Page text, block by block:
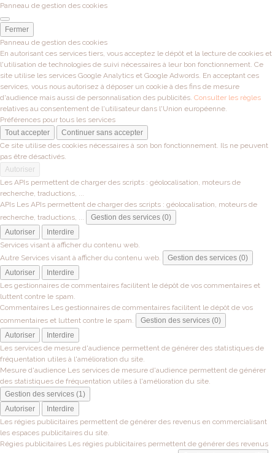
Panneau de gestion des cookies
Fermer
Panneau de gestion des cookies
En autorisant ces services tiers, vous acceptez le dépôt et la lecture de cookies et
l'utilisation de technologies de suivi nécessaires à leur bon fonctionnement. Ce
site utilise les services Google Analytics et Google Adwords. En acceptant ces
services, vous nous autorisez à déposer un cookie à des fins de mesure
d'audience mais aussi de personnalisation des publicités. Consulter les règles
relatives au consentement de l'utilisateur dans l'Union européenne.
Préférences pour tous les services
Tout accepter
Continuer sans accepter
Ce site utilise des cookies nécessaires à son bon fonctionnement. Ils ne peuvent
pas être désactivés.
Autoriser
Les APIs permettent de charger des scripts : géolocalisation, moteurs de
recherche, traductions, ...
APIs Les APIs permettent de charger des scripts : géolocalisation, moteurs de
recherche, traductions, ...
Gestion des services (0)
Autoriser
Interdire
Services visant à afficher du contenu web.
Autre Services visant à afficher du contenu web.
Gestion des services (0)
Autoriser
Interdire
Les gestionnaires de commentaires facilitent le dépôt de vos commentaires et
luttent contre le spam.
Commentaires Les gestionnaires de commentaires facilitent le dépôt de vos
commentaires et luttent contre le spam.
Gestion des services (0)
Autoriser
Interdire
Les services de mesure d'audience permettent de générer des statistiques de
fréquentation utiles à l'amélioration du site.
Mesure d'audience Les services de mesure d'audience permettent de générer
des statistiques de fréquentation utiles à l'amélioration du site.
Gestion des services (1)
Autoriser
Interdire
Les régies publicitaires permettent de générer des revenus en commercialisant
les espaces publicitaires du site.
Régies publicitaires Les régies publicitaires permettent de générer des revenus